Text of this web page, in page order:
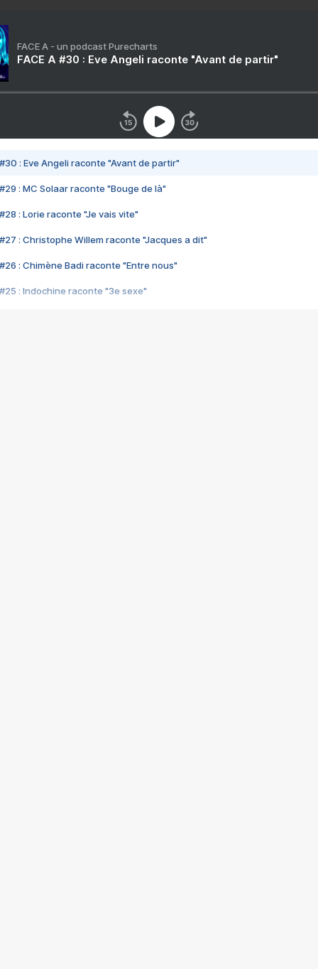
FACE A - un podcast Purecharts
FACE A #30 : Eve Angeli raconte "Avant de partir"
#30 : Eve Angeli raconte "Avant de partir"
#29 : MC Solaar raconte "Bouge de là"
#28 : Lorie raconte "Je vais vite"
#27 : Christophe Willem raconte "Jacques a dit"
#26 : Chimène Badi raconte "Entre nous"
#25 : Indochine raconte "3e sexe"